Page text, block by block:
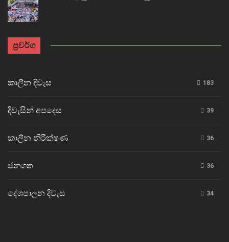
ප්‍රවර්ග
කාලීන දිවැස 183
දිවැසින් අපදෙස 39
කාලීන නිරීක්ෂණ 36
ජනගත 36
දේශපාලන දිවැස 34